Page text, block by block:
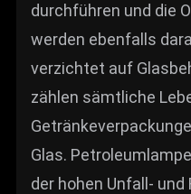
Rückblicke
Galerien
durchführen und die
werden ebenfalls
verzichtet auf
zählen sämtliche
Glas.
der hohen Unfall-